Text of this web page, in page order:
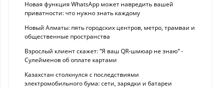
Новая функция WhatsApp может навредить вашей
приватности: что нужно знать каждому
Новый Алматы: пять городских центров, метро, трамваи и
общественные пространства
Взрослый клиент скажет: “Я ваш QR-шмюар не знаю“ -
Сулейменов об оплате картами
Казахстан столкнулся с последствиями
электромобильного бума: сети, зарядки и батареи